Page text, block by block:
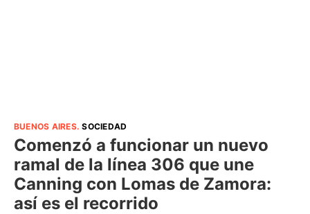
BUENOS AIRES.SOCIEDAD
Comenzó a funcionar un nuevo
ramal de la línea 306 que une
Canning con Lomas de Zamora:
así es el recorrido